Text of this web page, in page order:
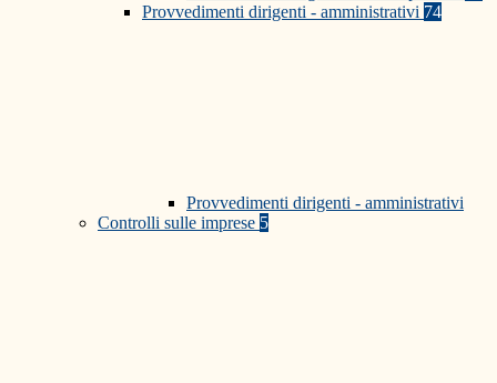
Provvedimenti dirigenti - amministrativi 74
Provvedimenti dirigenti - amministrativi
Controlli sulle imprese 5